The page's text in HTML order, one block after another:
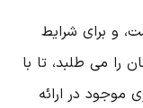
و برای شرایط
را می طلبد، تا با
موجود در ارائه